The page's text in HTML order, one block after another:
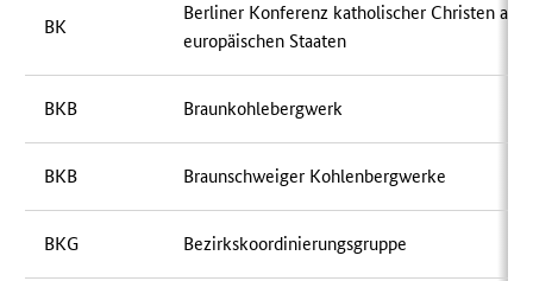
BK
Berliner Konferenz katholischer Christen aus
europäischen Staaten
BKB Braunkohlebergwerk
BKB Braunschweiger Kohlenbergwerke
BKG Bezirkskoordinierungsgruppe